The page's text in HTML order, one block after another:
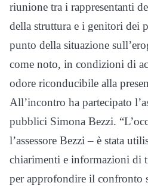
riunione tra i rappresentanti
della struttura e i genitori dei
punto della situazione
come noto, in condizioni di
odore riconducibile alla
All’incontro ha partecipato
pubblici Simona Bezzi.
l’assessore Bezzi – è stata
chiarimenti e informazioni di
per approfondire il confronto